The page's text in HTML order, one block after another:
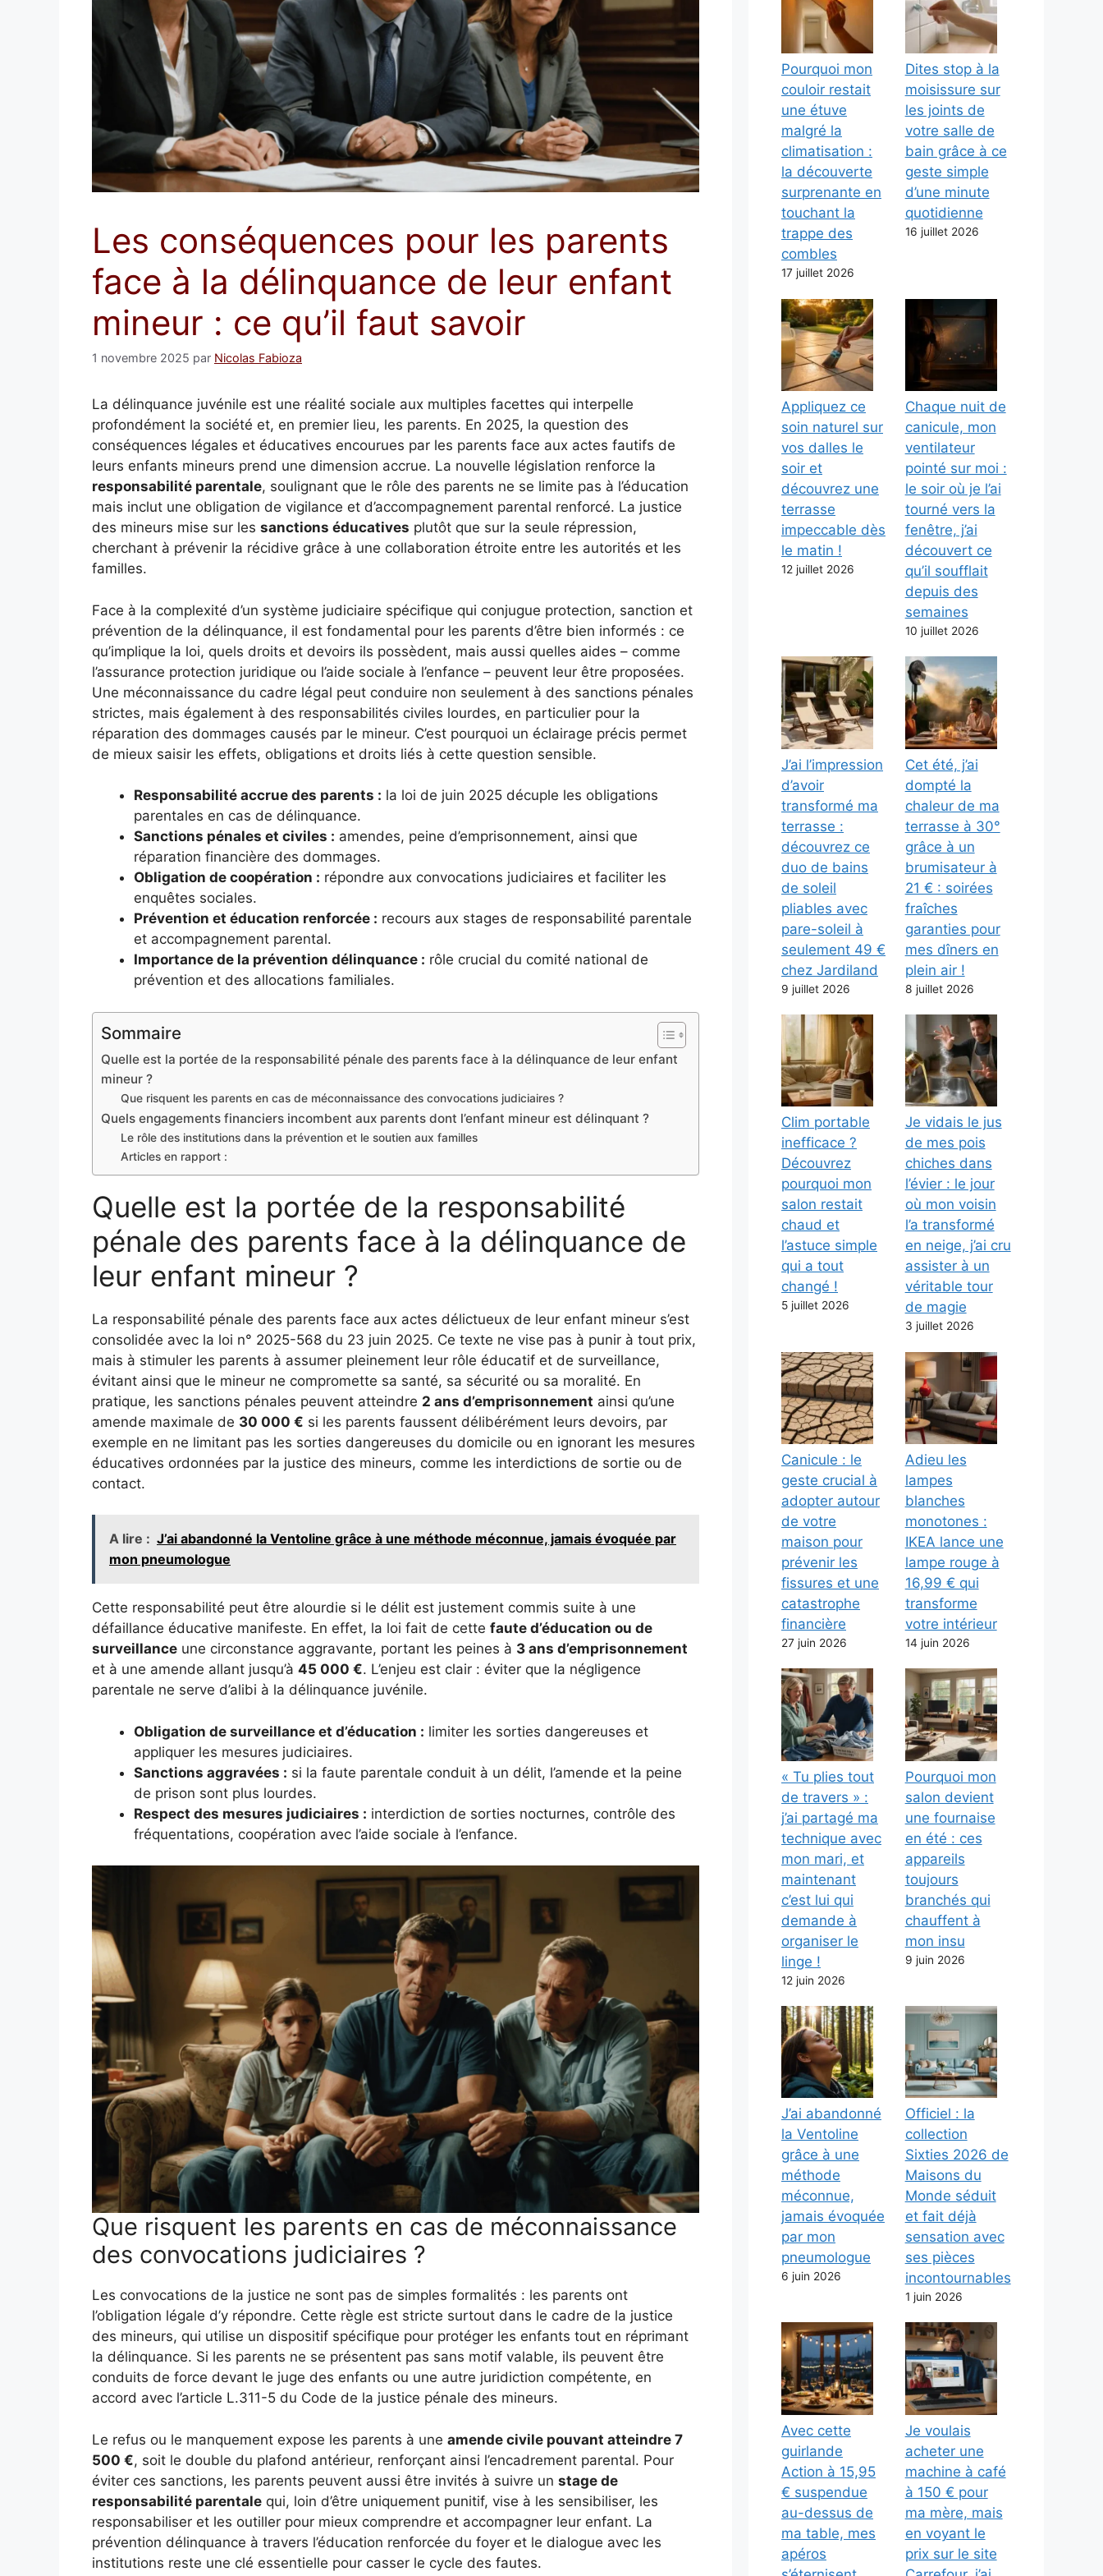
Les conséquences pour les parents
face à la délinquance de leur enfant
mineur : ce qu’il faut savoir
1 novembre 2025 par Nicolas Fabioza
La délinquance juvénile est une réalité sociale aux multiples facettes qui interpelle
profondément la société et, en premier lieu, les parents. En 2025, la question des
conséquences légales et éducatives encourues par les parents face aux actes fautifs de
leurs enfants mineurs prend une dimension accrue. La nouvelle législation renforce la
responsabilité parentale, soulignant que le rôle des parents ne se limite pas à l’éducation
mais inclut une obligation de vigilance et d’accompagnement parental renforcé. La justice
des mineurs mise sur les sanctions éducatives plutôt que sur la seule répression,
cherchant à prévenir la récidive grâce à une collaboration étroite entre les autorités et les
familles.
Face à la complexité d’un système judiciaire spécifique qui conjugue protection, sanction et
prévention de la délinquance, il est fondamental pour les parents d’être bien informés : ce
qu’implique la loi, quels droits et devoirs ils possèdent, mais aussi quelles aides – comme
l’assurance protection juridique ou l’aide sociale à l’enfance – peuvent leur être proposées.
Une méconnaissance du cadre légal peut conduire non seulement à des sanctions pénales
strictes, mais également à des responsabilités civiles lourdes, en particulier pour la
réparation des dommages causés par le mineur. C’est pourquoi un éclairage précis permet
de mieux saisir les effets, obligations et droits liés à cette question sensible.
Responsabilité accrue des parents : la loi de juin 2025 décuple les obligations
parentales en cas de délinquance.
Sanctions pénales et civiles : amendes, peine d’emprisonnement, ainsi que
réparation financière des dommages.
Obligation de coopération : répondre aux convocations judiciaires et faciliter les
enquêtes sociales.
Prévention et éducation renforcée : recours aux stages de responsabilité parentale
et accompagnement parental.
Importance de la prévention délinquance : rôle crucial du comité national de
prévention et des allocations familiales.
Sommaire
Quelle est la portée de la responsabilité pénale des parents face à la délinquance de leur enfant
mineur ?
Que risquent les parents en cas de méconnaissance des convocations judiciaires ?
Quels engagements financiers incombent aux parents dont l’enfant mineur est délinquant ?
Le rôle des institutions dans la prévention et le soutien aux familles
Articles en rapport :
Quelle est la portée de la responsabilité
pénale des parents face à la délinquance de
leur enfant mineur ?
La responsabilité pénale des parents face aux actes délictueux de leur enfant mineur s’est
consolidée avec la loi n° 2025-568 du 23 juin 2025. Ce texte ne vise pas à punir à tout prix,
mais à stimuler les parents à assumer pleinement leur rôle éducatif et de surveillance,
évitant ainsi que le mineur ne compromette sa santé, sa sécurité ou sa moralité. En
pratique, les sanctions pénales peuvent atteindre 2 ans d’emprisonnement ainsi qu’une
amende maximale de 30 000 € si les parents faussent délibérément leurs devoirs, par
exemple en ne limitant pas les sorties dangereuses du domicile ou en ignorant les mesures
éducatives ordonnées par la justice des mineurs, comme les interdictions de sortie ou de
contact.
A lire : J’ai abandonné la Ventoline grâce à une méthode méconnue, jamais évoquée par
mon pneumologue
Cette responsabilité peut être alourdie si le délit est justement commis suite à une
défaillance éducative manifeste. En effet, la loi fait de cette faute d’éducation ou de
surveillance une circonstance aggravante, portant les peines à 3 ans d’emprisonnement
et à une amende allant jusqu’à 45 000 €. L’enjeu est clair : éviter que la négligence
parentale ne serve d’alibi à la délinquance juvénile.
Obligation de surveillance et d’éducation : limiter les sorties dangereuses et
appliquer les mesures judiciaires.
Sanctions aggravées : si la faute parentale conduit à un délit, l’amende et la peine
de prison sont plus lourdes.
Respect des mesures judiciaires : interdiction de sorties nocturnes, contrôle des
fréquentations, coopération avec l’aide sociale à l’enfance.
Que risquent les parents en cas de méconnaissance
des convocations judiciaires ?
Les convocations de la justice ne sont pas de simples formalités : les parents ont
l’obligation légale d’y répondre. Cette règle est stricte surtout dans le cadre de la justice
des mineurs, qui utilise un dispositif spécifique pour protéger les enfants tout en réprimant
la délinquance. Si les parents ne se présentent pas sans motif valable, ils peuvent être
conduits de force devant le juge des enfants ou une autre juridiction compétente, en
accord avec l’article L.311-5 du Code de la justice pénale des mineurs.
Le refus ou le manquement expose les parents à une amende civile pouvant atteindre 7
500 €, soit le double du plafond antérieur, renforçant ainsi l’encadrement parental. Pour
éviter ces sanctions, les parents peuvent aussi être invités à suivre un stage de
responsabilité parentale qui, loin d’être uniquement punitif, vise à les sensibiliser, les
responsabiliser et les outiller pour mieux comprendre et accompagner leur enfant. La
prévention délinquance à travers l’éducation renforcée du foyer et le dialogue avec les
institutions reste une clé essentielle pour casser le cycle des fautes.
Pourquoi mon
couloir restait
une étuve
malgré la
climatisation :
la découverte
surprenante en
touchant la
trappe des
combles
17 juillet 2026
Dites stop à la
moisissure sur
les joints de
votre salle de
bain grâce à ce
geste simple
d’une minute
quotidienne
16 juillet 2026
Appliquez ce
soin naturel sur
vos dalles le
soir et
découvrez une
terrasse
impeccable dès
le matin !
12 juillet 2026
Chaque nuit de
canicule, mon
ventilateur
pointé sur moi :
le soir où je l’ai
tourné vers la
fenêtre, j’ai
découvert ce
qu’il soufflait
depuis des
semaines
10 juillet 2026
J’ai l’impression
d’avoir
transformé ma
terrasse :
découvrez ce
duo de bains
de soleil
pliables avec
pare-soleil à
seulement 49 €
chez Jardiland
9 juillet 2026
Cet été, j’ai
dompté la
chaleur de ma
terrasse à 30°
grâce à un
brumisateur à
21 € : soirées
fraîches
garanties pour
mes dîners en
plein air !
8 juillet 2026
Clim portable
inefficace ?
Découvrez
pourquoi mon
salon restait
chaud et
l’astuce simple
qui a tout
changé !
5 juillet 2026
Je vidais le jus
de mes pois
chiches dans
l’évier : le jour
où mon voisin
l’a transformé
en neige, j’ai cru
assister à un
véritable tour
de magie
3 juillet 2026
Canicule : le
geste crucial à
adopter autour
de votre
maison pour
prévenir les
fissures et une
catastrophe
financière
27 juin 2026
Adieu les
lampes
blanches
monotones :
IKEA lance une
lampe rouge à
16,99 € qui
transforme
votre intérieur
14 juin 2026
« Tu plies tout
de travers » :
j’ai partagé ma
technique avec
mon mari, et
maintenant
c’est lui qui
demande à
organiser le
linge !
12 juin 2026
Pourquoi mon
salon devient
une fournaise
en été : ces
appareils
toujours
branchés qui
chauffent à
mon insu
9 juin 2026
J’ai abandonné
la Ventoline
grâce à une
méthode
méconnue,
jamais évoquée
par mon
pneumologue
6 juin 2026
Officiel : la
collection
Sixties 2026 de
Maisons du
Monde séduit
et fait déjà
sensation avec
ses pièces
incontournables
1 juin 2026
Avec cette
guirlande
Action à 15,95
€ suspendue
au-dessus de
ma table, mes
apéros
Je voulais
acheter une
machine à café
à 150 € pour
ma mère, mais
en voyant le
prix sur le site